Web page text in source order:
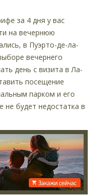
за 4 дня у вас
на вечернюю
в Пуэрто-де-ла-
вечернего
день с визита в Ла-
посещение
парком и его
будет недостатка в